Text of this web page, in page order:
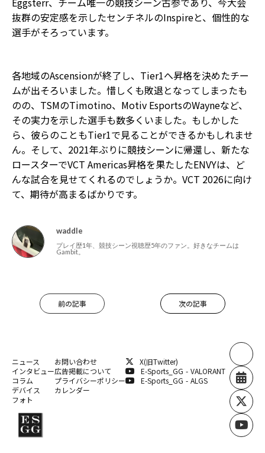
抜群の安定感を示したセンチネルのInspireと、個性的な
選手がそろっています。
各地域のAscensionが終了し、Tier1へ昇格を決めたチー
ムが出そろいました。惜しくも敗退となってしまったも
のの、TSMのTimotino、Motiv EsportsのWayneなど、
その実力を示した選手も数多くいました。もしかした
ら、彼らのこともTier1で見ることができるかもしれませ
ん。そして、2021年ぶりに競技シーンに帰還し、新たな
ロースターでVCT Americas昇格を果たしたENVYは、ど
んな試合を見せてくれるのでしょうか。VCT 2026に向け
て、期待が高まるばかりです。
waddle
プレイ歴1年、競技シーン視聴歴5年のファン。好きなチームは
Gambit。
前の記事 次の記事
ニュース
インタビュー
コラム
デバイス
フォト
お問い合わせ
広告掲載について
プライバシーポリシー
カレンダー
X(旧Twitter)
E-Sports_GG - VALORANT
E-Sports_GG - ALGS